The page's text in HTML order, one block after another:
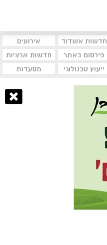
חדשות אשדוד
אירועים
פירסום באתר
חדשות ארציות
ייעוץ טכנולוגי מסעדות